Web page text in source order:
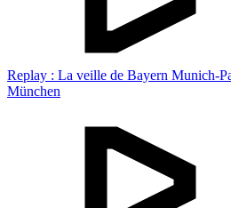
Replay : La veille de Bayern Munich-
München